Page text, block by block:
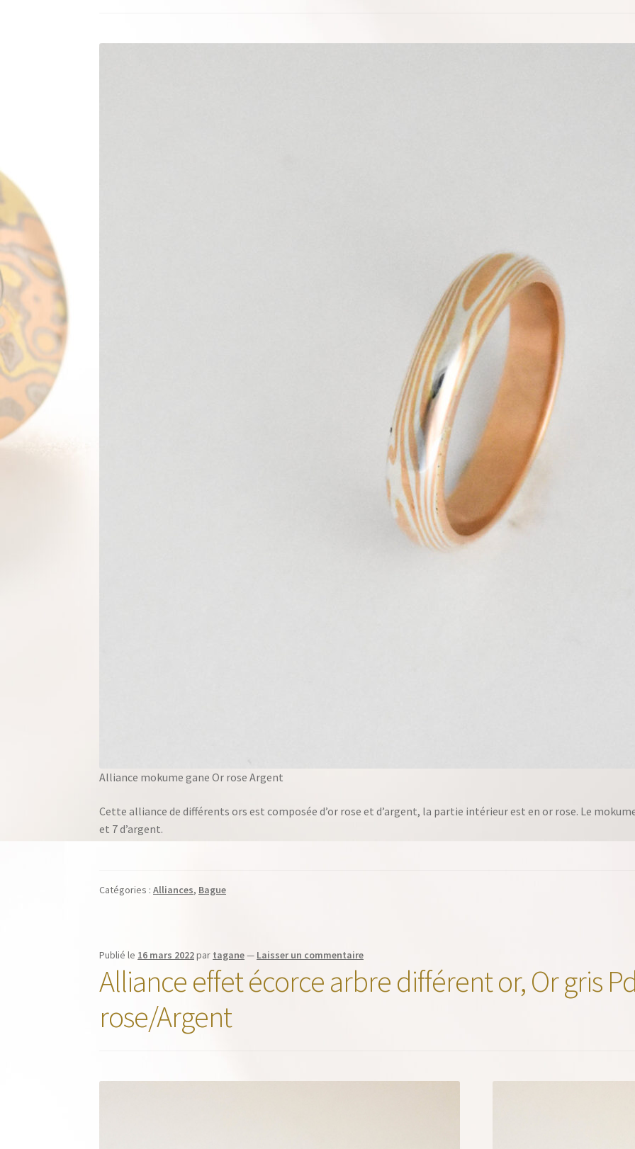
Alliance mokume gane Or rose Argent
Cette alliance de différents ors est composée d’or rose et d’argent, la partie intérieur est en or rose. Le
et 7 d’argent.
Catégories :Alliances, Bague
Publié le 16 mars 2022par tagane— Laisser un commentaire
Alliance effet écorce arbre différent or, Or gris
rose/Argent